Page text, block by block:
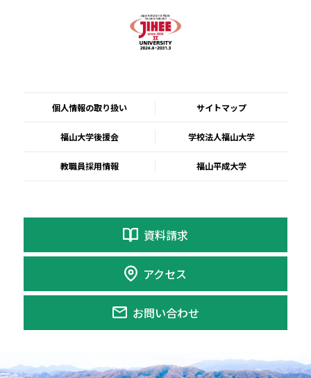
個人情報の取り扱い サイトマップ
福山大学後援会 学校法人福山大学
教職員採用情報 福山平成大学
資料請求
アクセス
お問い合わせ